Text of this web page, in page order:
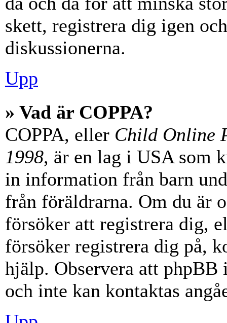
skett, registrera dig igen
diskussionerna.
Upp
» Vad är COPPA?
COPPA, eller Child Online
1998, är en lag i USA som
in information från barn
från föräldrarna. Om du är
försöker att registrera dig,
försöker registrera dig på,
hjälp. Observera att
och inte kan kontaktas